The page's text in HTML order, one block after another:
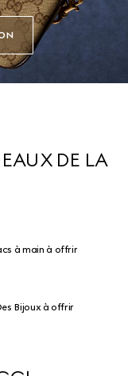
DE LA
à main à offrir
Bijoux à offrir